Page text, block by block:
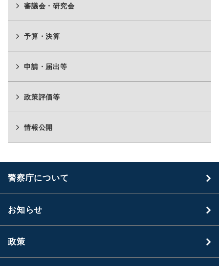
審議会・研究会
予算・決算
申請・届出等
政策評価等
情報公開
警察庁について
お知らせ
政策